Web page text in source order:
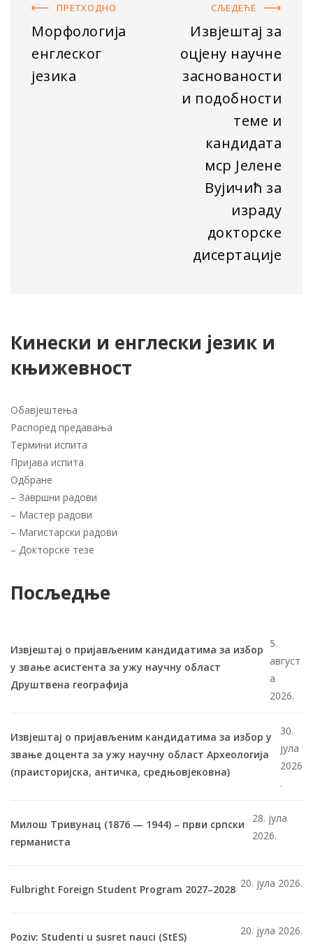
ПРЕТХОДНO
Морфологија
енглеског
језика
СЉЕДЕЋE
Извјештај за
оцјену научне
заснованости
и пoдобности
теме и
кандидата
мср Јелене
Вујичић за
израду
докторске
дисертације
Кинески и енглески језик и
књижевност
Обавјештења
Распоред предавања
Термини испита
Пријава испита
Одбране
– Завршни радови
– Мастер радови
– Магистарски радови
– Докторске тезе
Посљедње
Извјештај о пријављеним кандидатима за избор
у звање асистента за ужу научну област
Друштвена географија
5.
август
а
2026.
Извјештај о пријављеним кандидатима за избор у
звање доцента за ужу научну област Археологија
(праисторијска, античка, средњовјековна)
30.
јула
2026
.
Милош Тривунац (1876 — 1944) – први српски
германиста
28. јула
2026.
Fulbright Foreign Student Program 2027–2028 20. јула 2026.
Poziv: Studenti u susret nauci (StES) 20. јула 2026.